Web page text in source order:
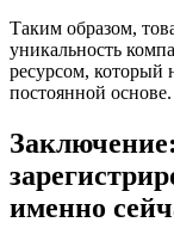
Таким образом,
уникальность
ресурсом, который
постоянной основе.
именно